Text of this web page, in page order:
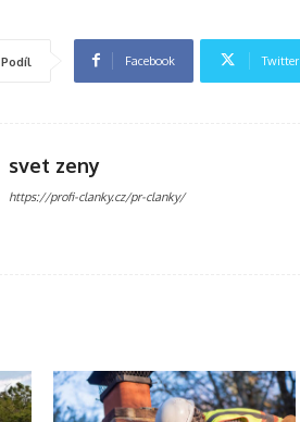
Podíl Facebook Twitter
svet zeny
https://profi-clanky.cz/pr-clanky/